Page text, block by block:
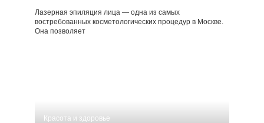
Лазерная эпиляция лица — одна из самых
востребованных косметологических процедур в Москве.
Она позволяет
Красота и здоровье